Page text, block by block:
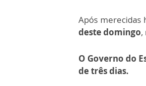
Após merecidas
deste domingo,
O Governo do
de três dias.